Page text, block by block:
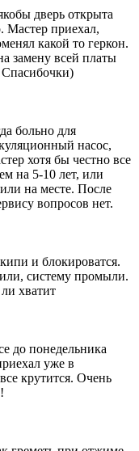
дверь открыта
Мастер приехал,
какой то геркон.
замену всей платы
Спасибочки)
больно для
насос,
хотя бы честно все
на 5-10 лет, или
на месте. После
вопросов нет.
и блокироватся.
систему промыли.
хватит
до понедельника
уже в
крутится. Очень